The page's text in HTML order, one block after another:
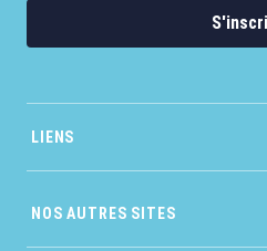
LIENS
NOS AUTRES SITES